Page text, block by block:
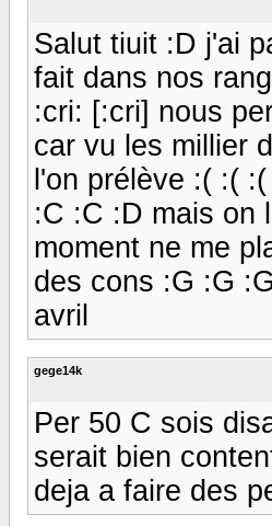
Salut tiuit :D j'ai
fait dans nos
:cri: [:cri] nous
car vu les millier
l'on prélève :( :(
:C :C :D mais on
moment ne me
des cons :G :G
avril
gege14k
Per 50 C sois
serait bien
deja a faire des